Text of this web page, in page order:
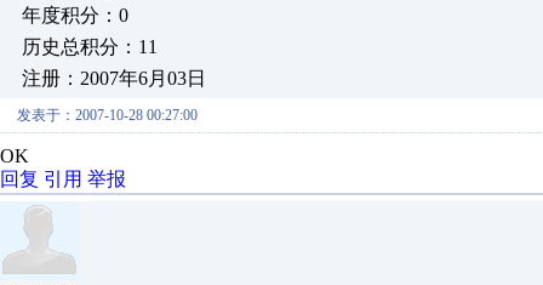
年度积分：0
历史总积分：11
注册：2007年6月03日
发表于：2007-10-28 00:27:00
OK
回复 引用 举报